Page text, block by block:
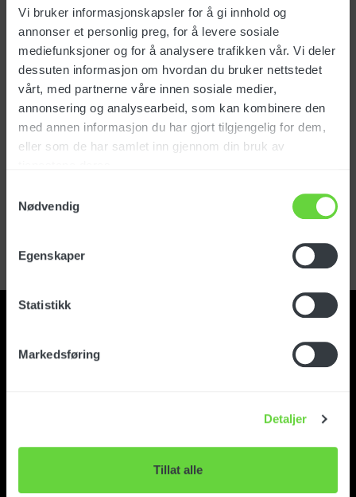
Vi bruker informasjonskapsler for å gi innhold og
annonser et personlig preg, for å levere sosiale
mediefunksjoner og for å analysere trafikken vår. Vi deler
dessuten informasjon om hvordan du bruker nettstedet
vårt, med partnerne våre innen sosiale medier,
annonsering og analysearbeid, som kan kombinere den
med annen informasjon du har gjort tilgjengelig for dem,
eller som de har samlet inn gjennom din bruk av
Nødvendig
Egenskaper
Statistikk
Markedsføring
Detaljer
Tillat alle
Privat
Logg inn
Brukernavn:
Passord: